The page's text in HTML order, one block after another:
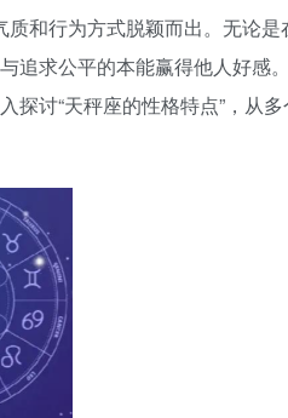
和行为方式脱颖而出。无论是
追求公平的本能赢得他人好感
讨“天秤座的性格特点”，从